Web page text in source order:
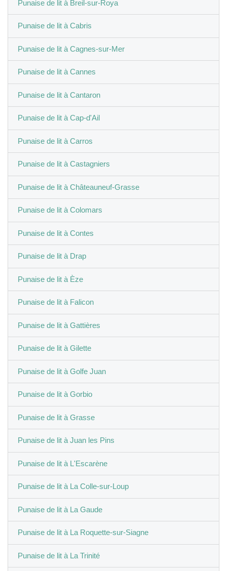
Punaise de lit à Breil-sur-Roya
Punaise de lit à Cabris
Punaise de lit à Cagnes-sur-Mer
Punaise de lit à Cannes
Punaise de lit à Cantaron
Punaise de lit à Cap-d'Ail
Punaise de lit à Carros
Punaise de lit à Castagniers
Punaise de lit à Châteauneuf-Grasse
Punaise de lit à Colomars
Punaise de lit à Contes
Punaise de lit à Drap
Punaise de lit à Èze
Punaise de lit à Falicon
Punaise de lit à Gattières
Punaise de lit à Gilette
Punaise de lit à Golfe Juan
Punaise de lit à Gorbio
Punaise de lit à Grasse
Punaise de lit à Juan les Pins
Punaise de lit à L'Escarène
Punaise de lit à La Colle-sur-Loup
Punaise de lit à La Gaude
Punaise de lit à La Roquette-sur-Siagne
Punaise de lit à La Trinité